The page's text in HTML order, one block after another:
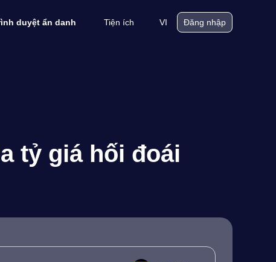
duyệt ẩn danh Tiện ích VI Đăng nhập
tỷ giá hối đoái